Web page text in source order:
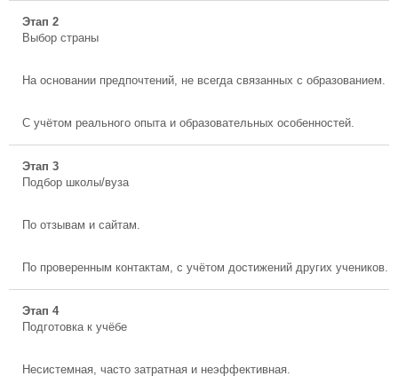
Этап 2
Выбор страны
На основании предпочтений, не всегда связанных с образованием.
С учётом реального опыта и образовательных особенностей.
Этап 3
Подбор школы/вуза
По отзывам и сайтам.
По проверенным контактам, с учётом достижений других учеников.
Этап 4
Подготовка к учёбе
Несистемная, часто затратная и неэффективная.